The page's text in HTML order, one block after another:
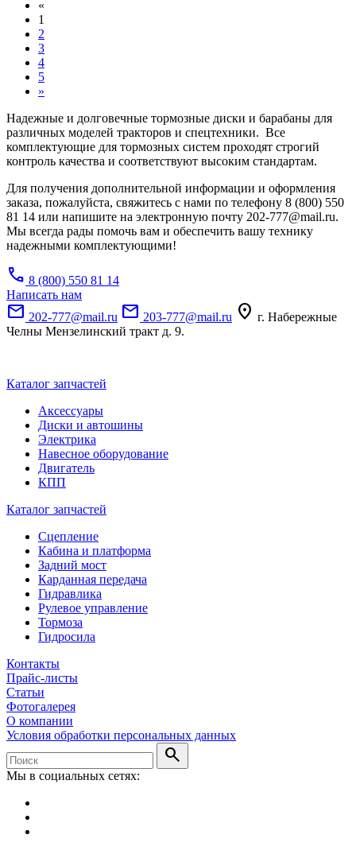
«
1
2
3
4
5
»
Надежные и долговечные тормозные диски и барабаны для
различных моделей тракторов и спецтехники. Все
комплектующие для тормозных систем проходят строгий
контроль качества и соответствуют высоким стандартам.
Для получения дополнительной информации и оформления
заказа, пожалуйста, свяжитесь с нами по телефону 8 (800) 550
81 14 или напишите на электронную почту 202-777@mail.ru.
Мы всегда рады помочь вам и обеспечить вашу технику
надежными комплектующими!
call 8 (800) 550 81 14
Написать нам
mail 202-777@mail.ru mail 203-777@mail.ru location_on г. Набережные
Челны Мензелинский тракт д. 9.
Каталог запчастей
Аксессуары
Диски и автошины
Электрика
Навесное оборудование
Двигатель
КПП
Каталог запчастей
Сцепление
Кабина и платформа
Задний мост
Карданная передача
Гидравлика
Рулевое управление
Тормоза
Гидросила
Контакты
Прайс-листы
Статьи
Фотогалерея
О компании
Условия обработки персональных данных
search
Мы в социальных сетях: